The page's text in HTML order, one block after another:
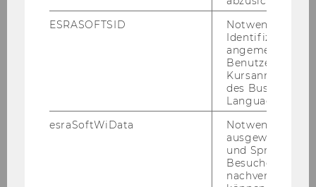
Christian Grünhaus
Academic Director, Senior Researcher (prev.
Aufgaben:Work and research focus:
Evaluation, SROI analyzes, financing, donation
behavior, job satisfaction and motivation, care
for the elderly, care for the disabled and
ESRASOFTSID
Notwendig zur
Identifizierung
angemeldeten
Benutzers im
des Business
Language
esraSoftWiData
Notwendig um
ausgewählte
und
Besuchers
nachverfolgen